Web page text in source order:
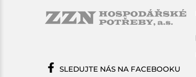
SLEDUJTE NÁS NA FACEBOOKU